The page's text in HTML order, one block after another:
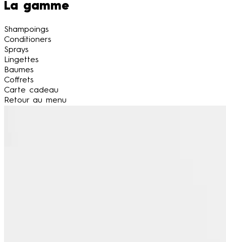
La gamme
Shampoings
Conditioners
Sprays
Lingettes
Baumes
Coffrets
Carte cadeau
Retour au menu